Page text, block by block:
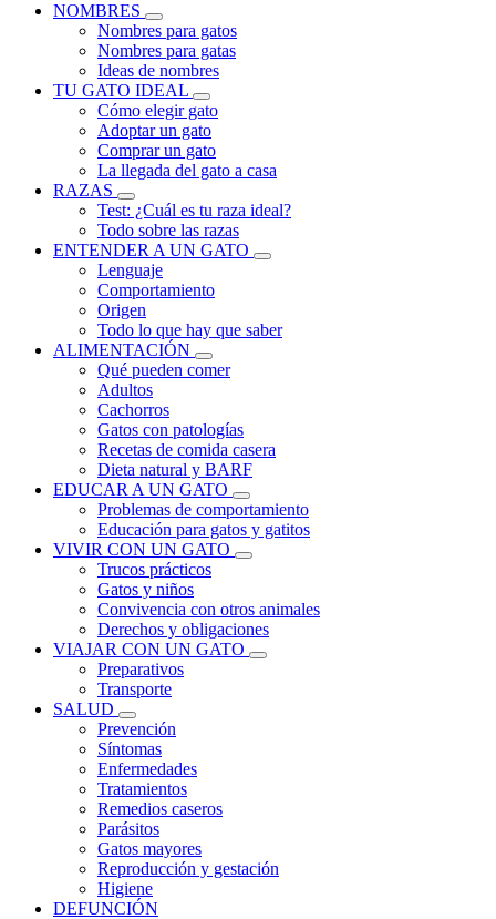
NOMBRES
Nombres para gatos
Nombres para gatas
Ideas de nombres
TU GATO IDEAL
Cómo elegir gato
Adoptar un gato
Comprar un gato
La llegada del gato a casa
RAZAS
Test: ¿Cuál es tu raza ideal?
Todo sobre las razas
ENTENDER A UN GATO
Lenguaje
Comportamiento
Origen
Todo lo que hay que saber
ALIMENTACIÓN
Qué pueden comer
Adultos
Cachorros
Gatos con patologías
Recetas de comida casera
Dieta natural y BARF
EDUCAR A UN GATO
Problemas de comportamiento
Educación para gatos y gatitos
VIVIR CON UN GATO
Trucos prácticos
Gatos y niños
Convivencia con otros animales
Derechos y obligaciones
VIAJAR CON UN GATO
Preparativos
Transporte
SALUD
Prevención
Síntomas
Enfermedades
Tratamientos
Remedios caseros
Parásitos
Gatos mayores
Reproducción y gestación
Higiene
DEFUNCIÓN